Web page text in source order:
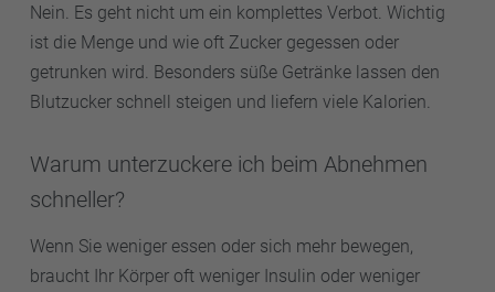
Nein. Es geht nicht um ein komplettes Verbot. Wichtig
ist die Menge und wie oft Zucker gegessen oder
getrunken wird. Besonders süße Getränke lassen den
Blutzucker schnell steigen und liefern viele Kalorien.
Warum unterzuckere ich beim Abnehmen
schneller?
Wenn Sie weniger essen oder sich mehr bewegen,
braucht Ihr Körper oft weniger Insulin oder weniger